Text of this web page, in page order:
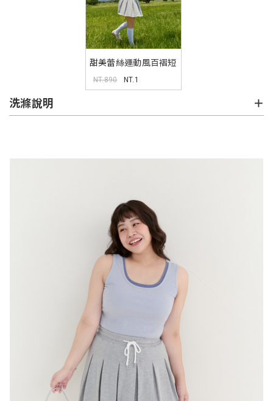
甜美蕾絲運動風百褶短
裙
NT.890 NT.1
洗滌說明